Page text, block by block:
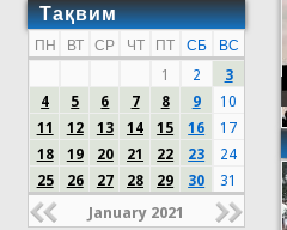
Тақвим
ПН ВТ СР ЧТ ПТ СБ
ВС
1
2
3
4
5 6 7 8 9
10
11
12 13 14 15 16
17
18
19 20 21 22 23
24
25
26 27 28 29 30 31
January 2021